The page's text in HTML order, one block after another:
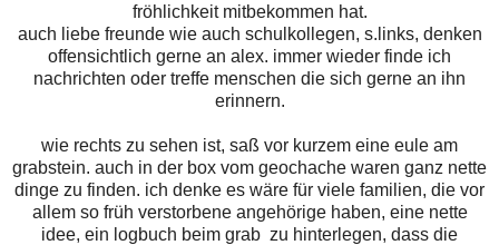
fröhlichkeit mitbekommen hat.
auch liebe freunde wie auch schulkollegen, s.links, denken
offensichtlich gerne an alex. immer wieder finde ich
nachrichten oder treffe menschen die sich gerne an ihn
erinnern.
wie rechts zu sehen ist, saß vor kurzem eine eule am
grabstein. auch in der box vom geochache waren ganz nette
dinge zu finden. ich denke es wäre für viele familien, die vor
allem so früh verstorbene angehörige haben, eine nette
idee, ein logbuch beim grab zu hinterlegen, dass die